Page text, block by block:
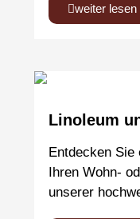
weiter lesen
Linoleum
Entdecken Sie
Ihren Wohn-
unserer